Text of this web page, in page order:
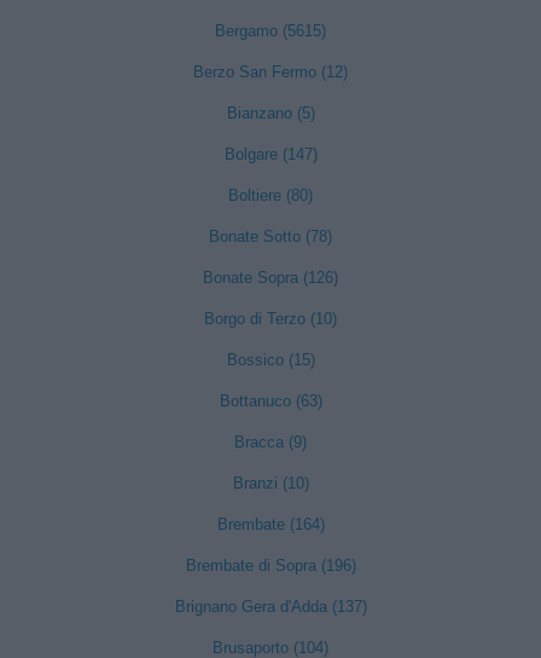
Bergamo (5615)
Berzo San Fermo (12)
Bianzano (5)
Bolgare (147)
Boltiere (80)
Bonate Sotto (78)
Bonate Sopra (126)
Borgo di Terzo (10)
Bossico (15)
Bottanuco (63)
Bracca (9)
Branzi (10)
Brembate (164)
Brembate di Sopra (196)
Brignano Gera d'Adda (137)
Brusaporto (104)